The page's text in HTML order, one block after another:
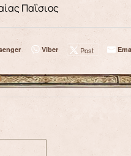
Παΐσιος
Viber Post